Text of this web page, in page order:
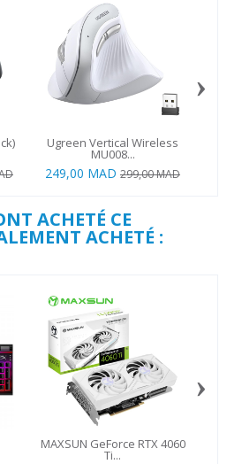
Ugreen Vertical Wireless
MU008...
249,00 MAD 299,00 MAD
›
ACHETÉ CE
ACHETÉ :
MAXSUN GeForce RTX 4060
Ti...
›